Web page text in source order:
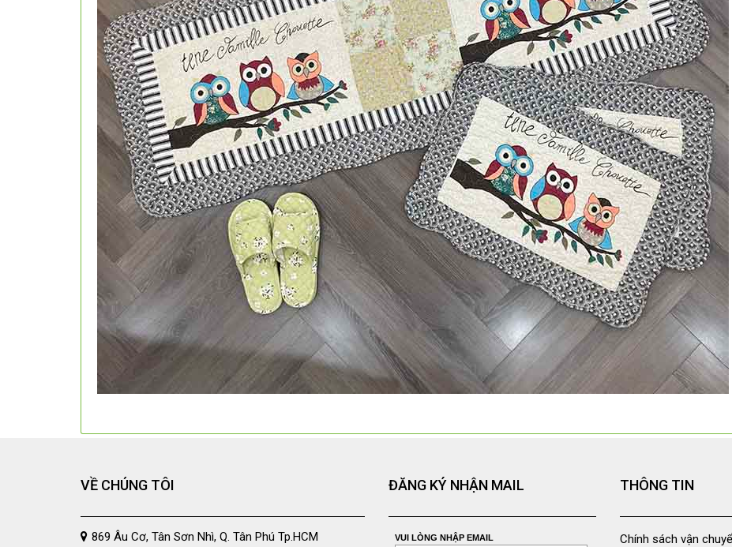
VỀ CHÚNG TÔI
869 Âu Cơ, Tân Sơn Nhì, Q. Tân Phú Tp.HCM
ĐĂNG KÝ NHẬN MAIL
VUI LÒNG NHẬP EMAIL
THÔNG TIN
Chính sách vận